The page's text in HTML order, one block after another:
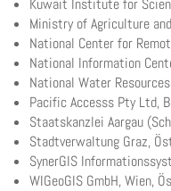
Ministry of Agriculture
National Center for
National Information
National Water
Pacific Accesss Pty Ltd,
Staatskanzlei Aargau
Stadtverwaltung Graz,
SynerGIS
WIGeoGIS GmbH, Wien,